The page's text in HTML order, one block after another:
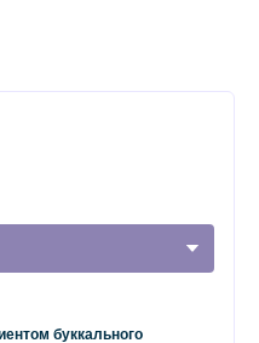
буккального